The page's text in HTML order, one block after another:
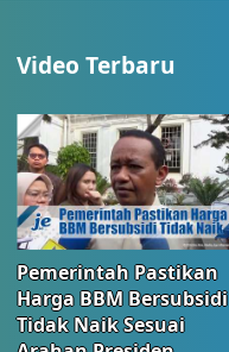
Video Terbaru
Pemerintah Pastikan
Harga BBM Bersubsidi
Tidak Naik Sesuai